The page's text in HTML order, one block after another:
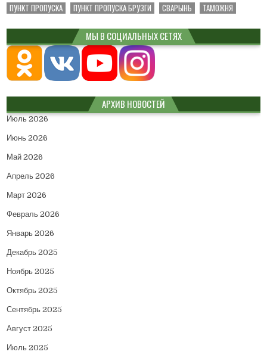
ПУНКТ ПРОПУСКА
ПУНКТ ПРОПУСКА БРУЗГИ СВАРЫНЬ ТАМОЖНЯ
МЫ В СОЦИАЛЬНЫХ СЕТЯХ
АРХИВ НОВОСТЕЙ
Июль 2026
Июнь 2026
Май 2026
Апрель 2026
Март 2026
Февраль 2026
Январь 2026
Декабрь 2025
Ноябрь 2025
Октябрь 2025
Сентябрь 2025
Август 2025
Июль 2025